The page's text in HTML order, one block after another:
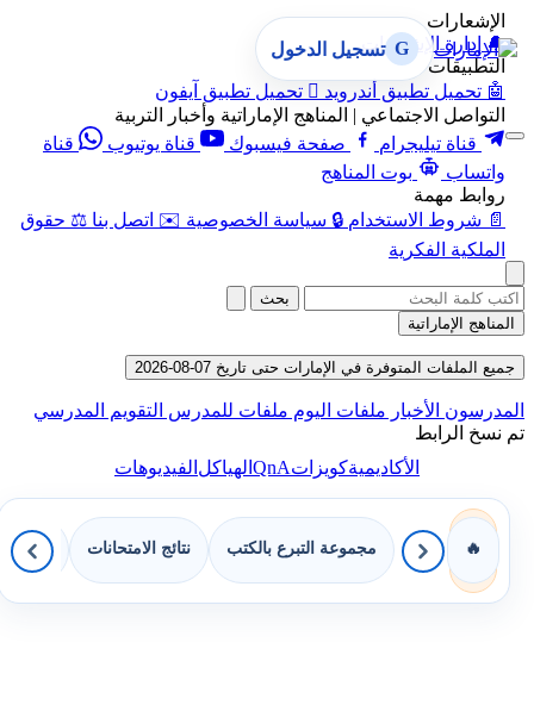
الإشعارات
🔔 إدارة الإشعارات
التطبيقات
🤖 تحميل تطبيق أندرويد  تحميل تطبيق آيفون
التواصل الاجتماعي | المناهج الإماراتية وأخبار التربية
قناة تيليجرام
صفحة فيسبوك قناة يوتيوب
قناة
واتساب
بوت المناهج
روابط مهمة
📄 شروط الاستخدام 🔒 سياسة الخصوصية ✉️ اتصل بنا ⚖️ حقوق
الملكية الفكرية
G تسجيل الدخول
بحث
المناهج الإماراتية
جميع الملفات المتوفرة في الإمارات حتى تاريخ 07-08-2026
المدرسون الأخبار ملفات اليوم ملفات للمدرس التقويم المدرسي
تم نسخ الرابط
الأكاديميةكويزاتQnAالهياكلالفيديوهات
🔥 مجموعة التبرع بالكتب نتائج الامتحانات